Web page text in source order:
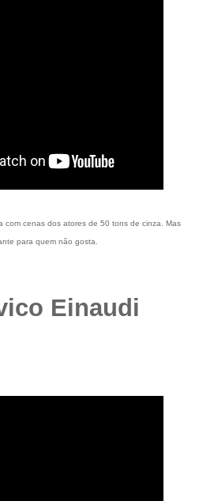
com cenas dos atores de 50 tons de cinza. Mas
para quem não gosta.
Einaudi